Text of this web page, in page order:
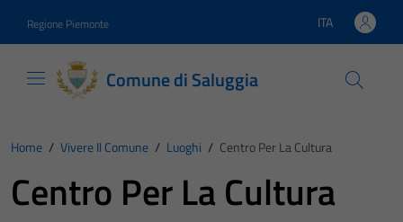
Regione Piemonte Lingua attiva:
ITA
Comune di Saluggia
Home / Vivere Il Comune / Luoghi / Centro Per La Cultura
Centro Per La Cultura